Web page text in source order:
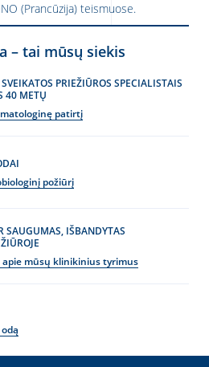
(Prancūzija) teismuose.
– tai mūsų siekis
PRIEŽIŪROS SPECIALISTAIS
40 METŲ
patirtį
požiūrį
SAUGUMAS, IŠBANDYTAS
mūsų klinikinius tyrimus